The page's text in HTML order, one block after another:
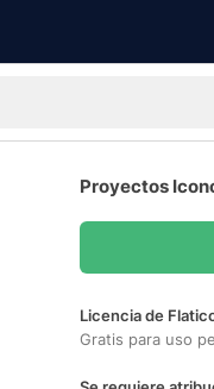
Proyectos
Licencia de
Gratis para uso